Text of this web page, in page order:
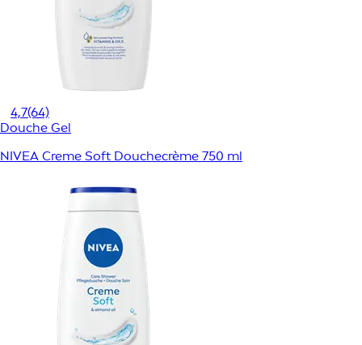
4,7(64)
Douche Gel
NIVEA Creme Soft Douchecrème 750 ml